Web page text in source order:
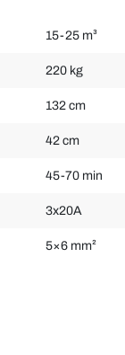
15-25 m³
220 kg
132 cm
42 cm
45-70 min
3x20A
5×6 mm²